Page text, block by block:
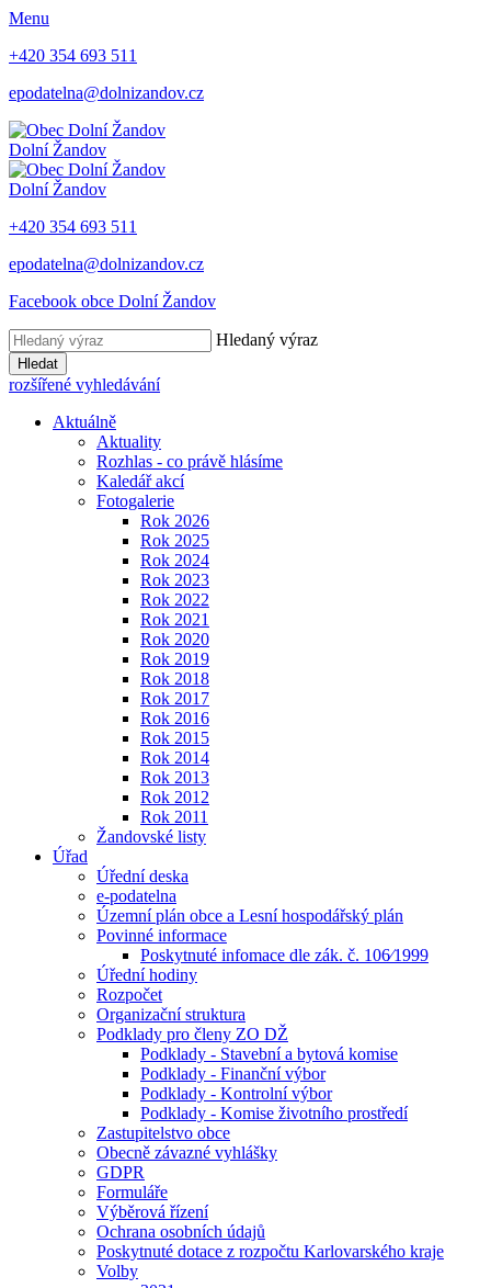
Menu
+420 354 693 511
epodatelna@dolnizandov.cz
Dolní Žandov
Dolní Žandov
+420 354 693 511
epodatelna@dolnizandov.cz
Facebook obce Dolní Žandov
Hledaný výraz
Hledat
rozšířené vyhledávání
Aktuálně
Aktuality
Rozhlas - co právě hlásíme
Kaledář akcí
Fotogalerie
Rok 2026
Rok 2025
Rok 2024
Rok 2023
Rok 2022
Rok 2021
Rok 2020
Rok 2019
Rok 2018
Rok 2017
Rok 2016
Rok 2015
Rok 2014
Rok 2013
Rok 2012
Rok 2011
Žandovské listy
Úřad
Úřední deska
e-podatelna
Územní plán obce a Lesní hospodářský plán
Povinné informace
Poskytnuté infomace dle zák. č. 106⁄1999
Úřední hodiny
Rozpočet
Organizační struktura
Podklady pro členy ZO DŽ
Podklady - Stavební a bytová komise
Podklady - Finanční výbor
Podklady - Kontrolní výbor
Podklady - Komise životního prostředí
Zastupitelstvo obce
Obecně závazné vyhlášky
GDPR
Formuláře
Výběrová řízení
Ochrana osobních údajů
Poskytnuté dotace z rozpočtu Karlovarského kraje
Volby